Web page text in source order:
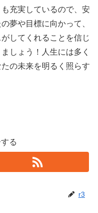
充実しているので、安
夢や目標に向かって、
してくれることを信じ
しょう！人生には多く
の未来を明るく照らす
る
r3